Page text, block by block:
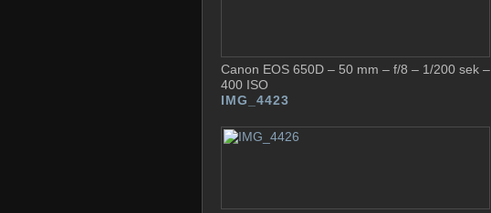
Canon EOS 650D – 50 mm – f/8 – 1/200 sek –
400 ISO
IMG_4423